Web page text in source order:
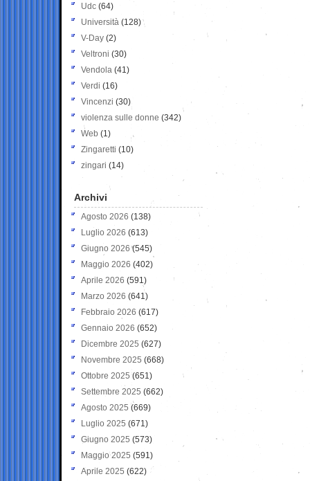
Udc (64)
Università (128)
V-Day (2)
Veltroni (30)
Vendola (41)
Verdi (16)
Vincenzi (30)
violenza sulle donne (342)
Web (1)
Zingaretti (10)
zingari (14)
Archivi
Agosto 2026 (138)
Luglio 2026 (613)
Giugno 2026 (545)
Maggio 2026 (402)
Aprile 2026 (591)
Marzo 2026 (641)
Febbraio 2026 (617)
Gennaio 2026 (652)
Dicembre 2025 (627)
Novembre 2025 (668)
Ottobre 2025 (651)
Settembre 2025 (662)
Agosto 2025 (669)
Luglio 2025 (671)
Giugno 2025 (573)
Maggio 2025 (591)
Aprile 2025 (622)